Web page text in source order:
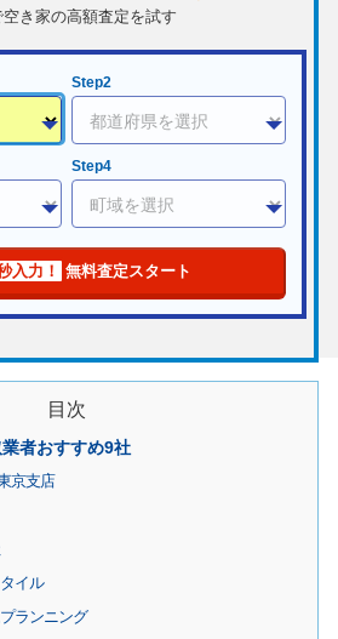
き家の高額査定を試す
Step2
Step4
入力！ 無料査定スタート
目次
者おすすめ9社
京支店
イル
ランニング